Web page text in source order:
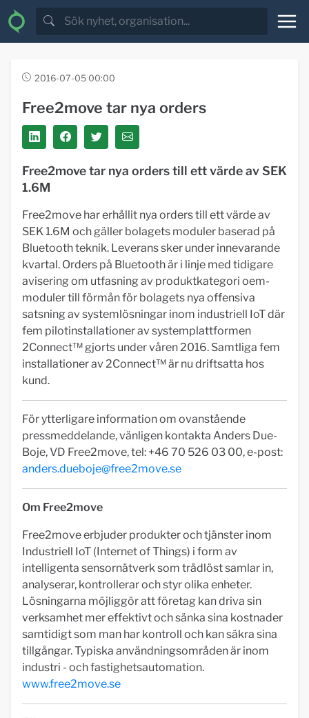
2016-07-05 00:00
Free2move tar nya orders
Free2move tar nya orders till ett värde av SEK
1.6M
Free2move har erhållit nya orders till ett värde av
SEK 1.6M och gäller bolagets moduler baserad på
Bluetooth teknik. Leverans sker under innevarande
kvartal. Orders på Bluetooth är i linje med tidigare
avisering om utfasning av produktkategori oem-
moduler till förmån för bolagets nya offensiva
satsning av systemlösningar inom industriell IoT där
fem pilotinstallationer av systemplattformen
2Connect™ gjorts under våren 2016. Samtliga fem
installationer av 2Connect™ är nu driftsatta hos
kund.
För ytterligare information om ovanstående
pressmeddelande, vänligen kontakta Anders Due-
Boje, VD Free2move, tel: +46 70 526 03 00, e-post:
anders.dueboje@free2move.se
Om Free2move
Free2move erbjuder produkter och tjänster inom
Industriell IoT (Internet of Things) i form av
intelligenta sensornätverk som trådlöst samlar in,
analyserar, kontrollerar och styr olika enheter.
Lösningarna möjliggör att företag kan driva sin
verksamhet mer effektivt och sänka sina kostnader
samtidigt som man har kontroll och kan säkra sina
tillgångar. Typiska användningsområden är inom
industri - och fastighetsautomation.
www.free2move.se